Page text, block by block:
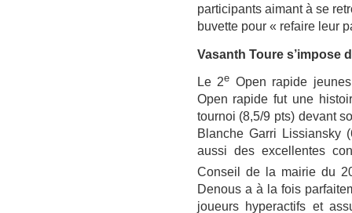
participants aimant à se
buvette pour « refaire leur
Vasanth Toure s’impose
Le 2e Open rapide
Open rapide fut une
tournoi (8,5/9 pts) devant
Blanche Garri Lissiansky
aussi des excellentes
Conseil de la mairie du
Denous a à la fois
joueurs hyperactifs et